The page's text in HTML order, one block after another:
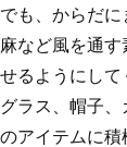
も、からだ
など風を通
るようにし
ラス、帽子
アイテムに